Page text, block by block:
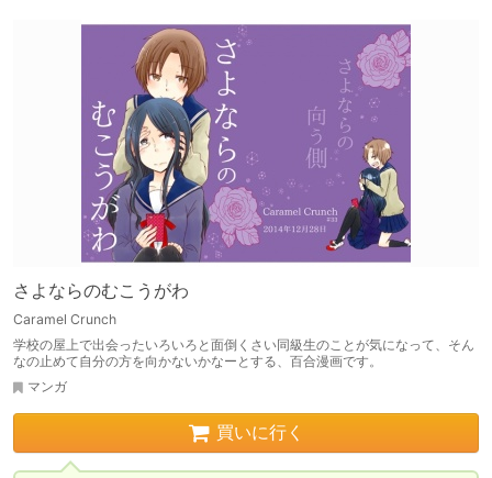
さよならのむこうがわ
Caramel Crunch
学校の屋上で出会ったいろいろと面倒くさい同級生のことが気になって、そん
なの止めて自分の方を向かないかなーとする、百合漫画です。
マンガ
買いに行く